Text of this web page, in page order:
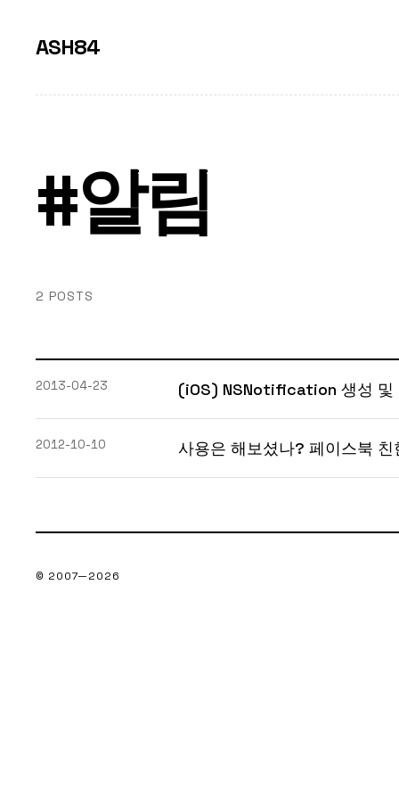
ASH84
#알림
2 POSTS
2013-04-23 (iOS) NSNotification 생성 및
2012-10-10 사용은 해보셨나? 페이스북 친
© 2007—2026